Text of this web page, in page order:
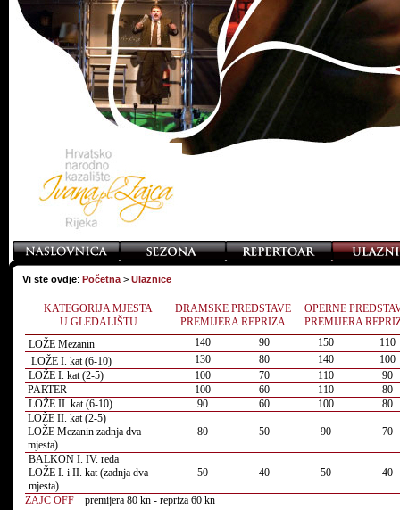
Vi ste ovdje: Početna > Ulaznice
KATEGORIJA MJESTA
U GLEDALIŠTU
DRAMSKE PREDSTAVE
PREMIJERA REPRIZA
OPERNE
PREMIJERA
LOŽE Mezanin
140 90 150
110
LOŽE I. kat (6-10)
130 80 140
100
LOŽE I. kat (2-5)
100 70 110
90
PARTER
100 60 110
80
LOŽE II. kat (6-10)
90 60 100
80
LOŽE II. kat (2-5)
LOŽE Mezanin zadnja dva
mjesta)
80 50 90 70
BALKON I. IV. reda
LOŽE I. i II. kat (zadnja dva
mjesta)
50 40 50 40
ZAJC OFF premijera 80 kn - repriza 60 kn